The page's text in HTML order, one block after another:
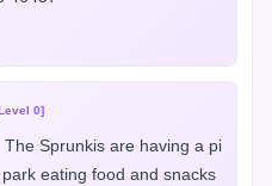
0]
The Sprunkis are having a pi
eating food and snacks